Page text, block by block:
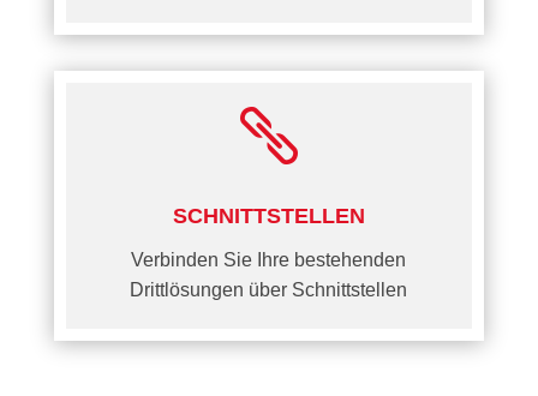

SCHNITTSTELLEN
Verbinden Sie Ihre bestehenden
Drittlösungen über Schnittstellen